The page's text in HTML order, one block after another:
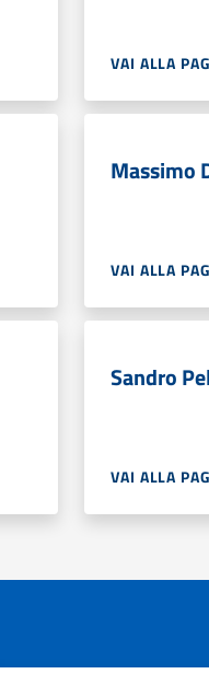
VAI ALLA
Massimo
VAI ALLA
Sandro
VAI ALLA